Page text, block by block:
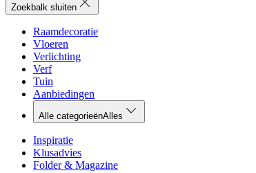
Zoekbalk sluiten
Raamdecoratie
Vloeren
Verlichting
Verf
Tuin
Aanbiedingen
Alle categorieënAlles
Inspiratie
Klusadvies
Folder & Magazine